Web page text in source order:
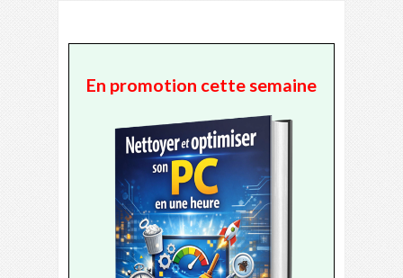
En promotion cette semaine